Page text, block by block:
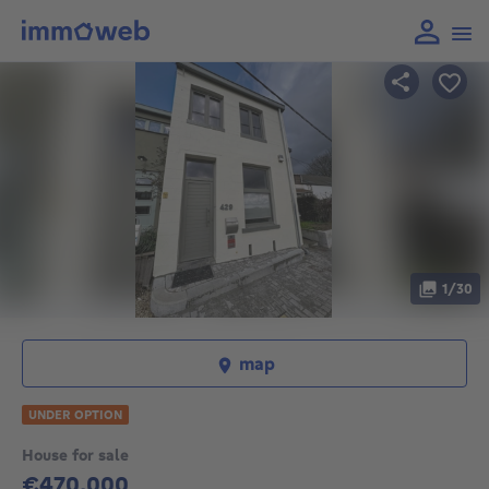
House for sale
1/30
map
UNDER OPTION